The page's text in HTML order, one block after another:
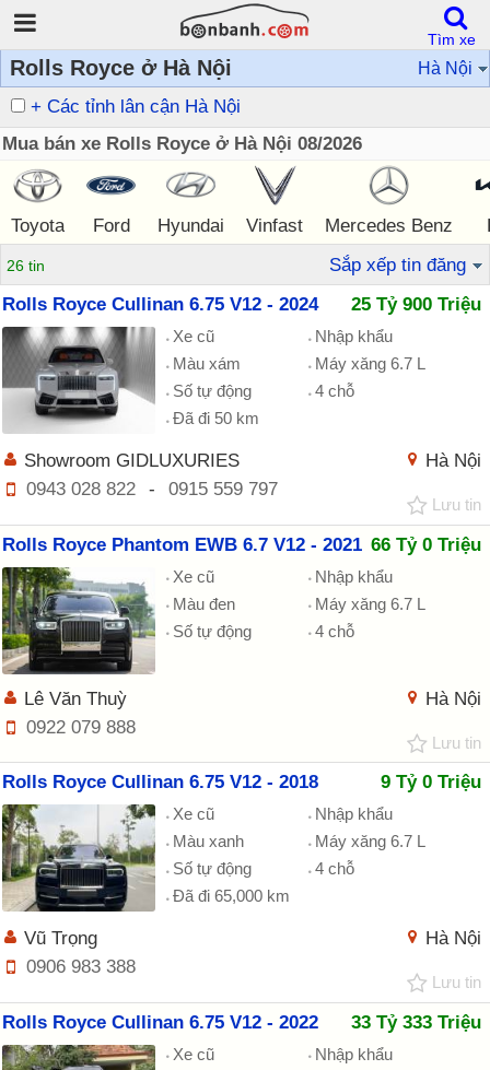
Rolls Royce ở Hà Nội Hà Nội
+ Các tỉnh lân cận Hà Nội
Mua bán xe Rolls Royce ở Hà Nội 08/2026
Toyota Ford Hyundai Vinfast Mercedes Benz
26 tin
Sắp xếp tin đăng
Rolls Royce Cullinan 6.75 V12 - 2024
25 Tỷ 900 Triệu
Xe cũ
Nhập khẩu
Màu xám
Máy xăng 6.7 L
Số tự động
4 chỗ
Đã đi 50 km
Hà Nội
Showroom GIDLUXURIES
0943 028 822
- 0915 559 797
Lưu tin
Rolls Royce Phantom EWB 6.7 V12 - 2021 66 Tỷ 0 Triệu
Xe cũ
Nhập khẩu
Màu đen
Máy xăng 6.7 L
Số tự động
4 chỗ
Hà Nội
Lê Văn Thuỳ
0922 079 888
Lưu tin
Rolls Royce Cullinan 6.75 V12 - 2018 9 Tỷ 0 Triệu
Xe cũ
Nhập khẩu
Màu xanh
Máy xăng 6.7 L
Số tự động
4 chỗ
Đã đi 65,000 km
Hà Nội
Vũ Trọng
0906 983 388
Lưu tin
Rolls Royce Cullinan 6.75 V12 - 2022 33 Tỷ 333 Triệu
Xe cũ
Nhập khẩu
Tìm xe